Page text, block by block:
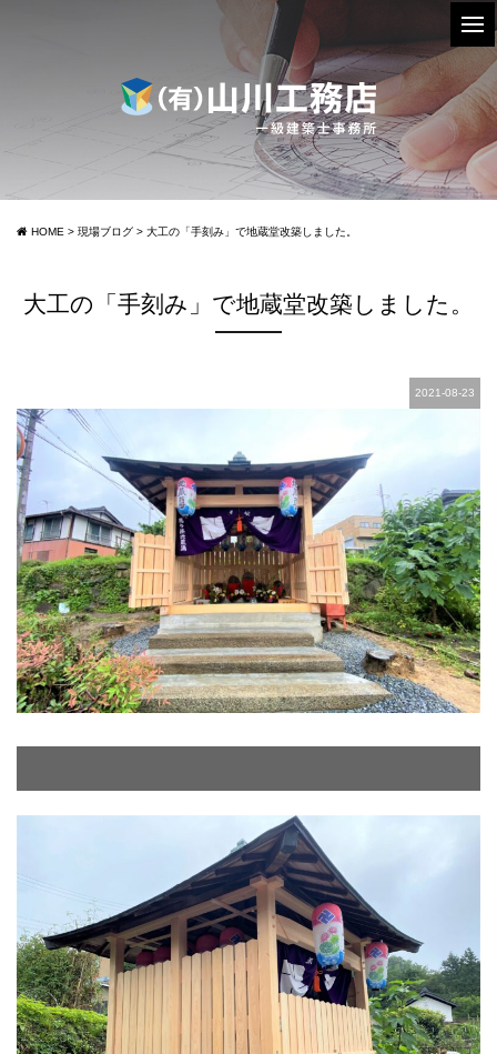
HOME > 現場ブログ > 大工の「手刻み」で地蔵堂改築しました。
大工の「手刻み」で地蔵堂改築しました。
2021-08-23